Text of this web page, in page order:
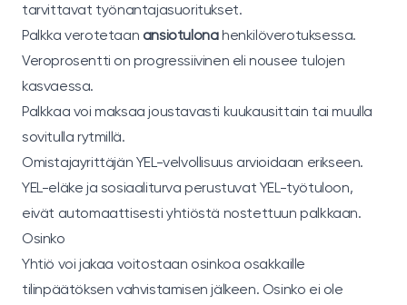
tarvittavat työnantajasuoritukset.
Palkka verotetaan ansiotulonahenkilöverotuksessa.
Veroprosentti on progressiivinen eli nousee tulojen
kasvaessa.
Palkkaa voi maksaa joustavasti kuukausittain tai muulla
sovitulla rytmillä.
Omistajayrittäjän YEL-velvollisuus arvioidaan erikseen.
YEL-eläke ja sosiaaliturva perustuvat YEL-työtuloon,
eivät automaattisesti yhtiöstä nostettuun palkkaan.
Osinko
Yhtiö voi jakaa voitostaan osinkoa osakkaille
tilinpäätöksen vahvistamisen jälkeen. Osinko ei ole